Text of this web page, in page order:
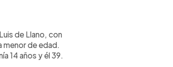
de Llano, con
menor de edad.
14 años y él 39.